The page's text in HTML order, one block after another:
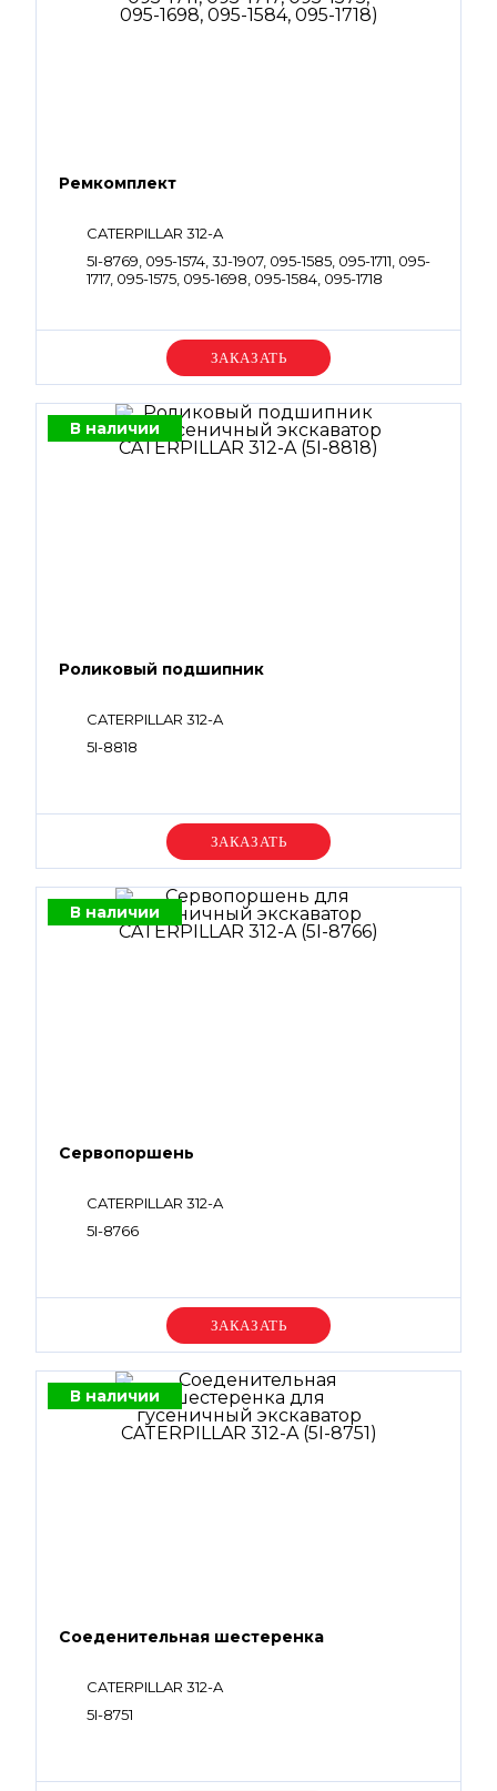
Ремкомплект
CATERPILLAR 312-A
5I-8769, 095-1574, 3J-1907, 095-1585, 095-1711, 095-
1717, 095-1575, 095-1698, 095-1584, 095-1718
Уточняйте цену
В наличии
Роликовый подшипник
CATERPILLAR 312-A
5I-8818
Уточняйте цену
В наличии
Сервопоршень
CATERPILLAR 312-A
5I-8766
Уточняйте цену
В наличии
Соеденительная шестеренка
CATERPILLAR 312-A
5I-8751